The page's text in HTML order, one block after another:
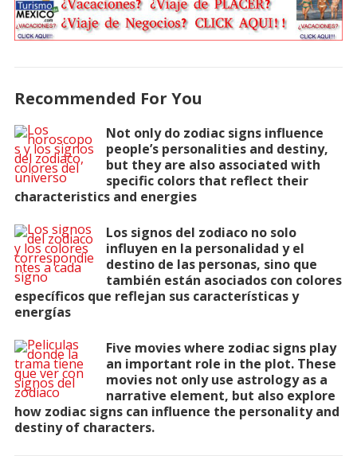
Recommended For You
Not only do zodiac signs influence
people’s personalities and destiny,
but they are also associated with
specific colors that reflect their
characteristics and energies
Los signos del zodiaco no solo
influyen en la personalidad y el
destino de las personas, sino que
también están asociados con colores
específicos que reflejan sus características y
energías
Five movies where zodiac signs play
an important role in the plot. These
movies not only use astrology as a
narrative element, but also explore
how zodiac signs can influence the personality and
destiny of characters.